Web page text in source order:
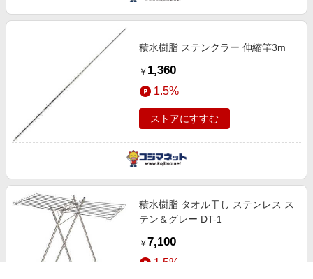
積水樹脂 ステンクラー 伸縮竿3m
￥ 1,360
1.5%
ストアにすすむ
積水樹脂 タオル干し ステンレス ス
テン＆グレー DT-1
￥ 7,100
1.5%